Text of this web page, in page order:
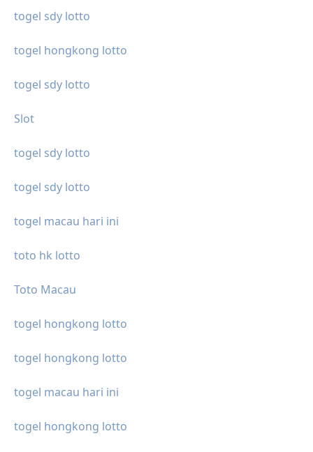
togel sdy lotto
togel hongkong lotto
togel sdy lotto
Slot
togel sdy lotto
togel sdy lotto
togel macau hari ini
toto hk lotto
Toto Macau
togel hongkong lotto
togel hongkong lotto
togel macau hari ini
togel hongkong lotto